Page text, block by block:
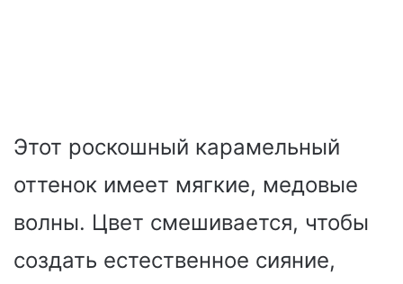
Этот роскошный карамельный
оттенок имеет мягкие, медовые
волны. Цвет смешивается, чтобы
создать естественное сияние,